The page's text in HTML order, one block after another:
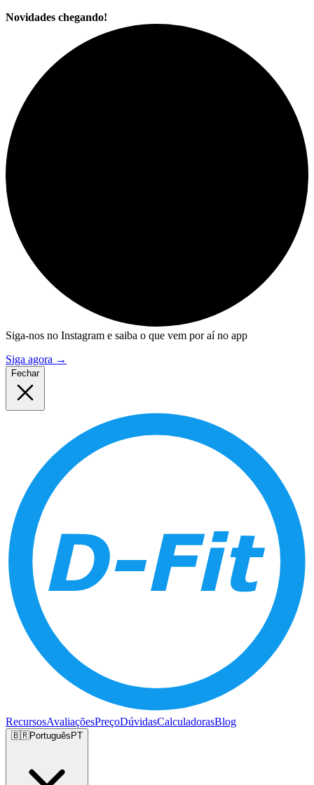
Novidades chegando!
Siga-nos no Instagram e saiba o que vem por aí no app
Siga agora →
Fechar
RecursosAvaliaçõesPreçoDúvidasCalculadorasBlog
🇧🇷PortuguêsPT